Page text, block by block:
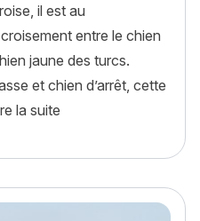
il est au
entre le chien
jaune des turcs.
et chien d’arrêt, cette
la suite